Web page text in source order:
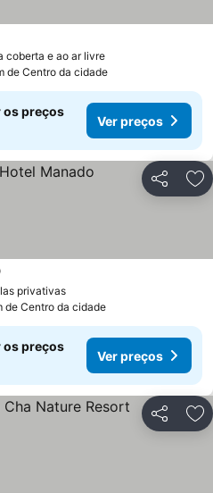
coberta e ao ar livre
de Centro da cidade
os preços
Ver preços
Partilhar
privativas
de Centro da cidade
os preços
Ver preços
Partilhar